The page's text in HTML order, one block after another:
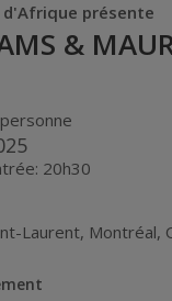
présente
&
20h30
Laurent, Montréal,